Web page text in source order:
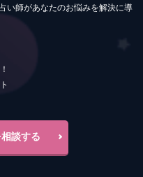
い師があなたのお悩みを解決に導
談する